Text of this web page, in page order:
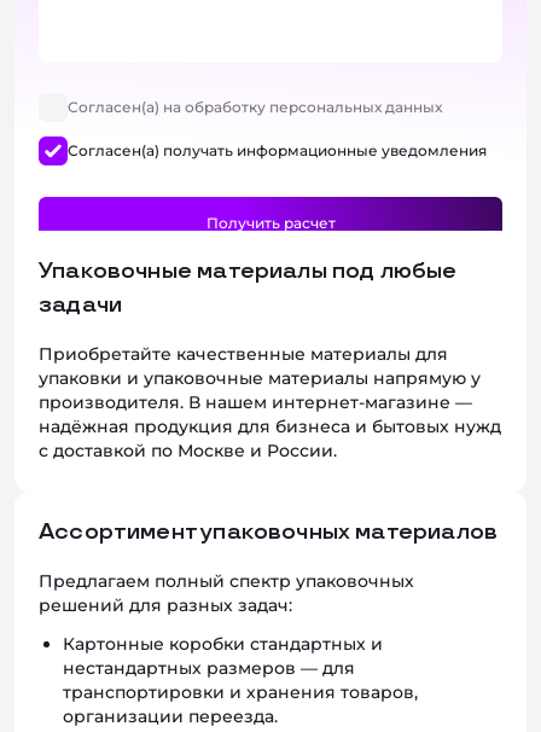
Согласен(а) на обработку персональных данных
Согласен(а) получать информационные уведомления
Упаковочные материалы под любые
задачи
Приобретайте качественные материалы для
упаковки и упаковочные материалы напрямую у
производителя. В нашем интернет‑магазине —
надёжная продукция для бизнеса и бытовых нужд
с доставкой по Москве и России.
Ассортимент упаковочных материалов
Предлагаем полный спектр упаковочных
решений для разных задач:
Картонные коробки стандартных и
нестандартных размеров — для
транспортировки и хранения товаров,
организации переезда.